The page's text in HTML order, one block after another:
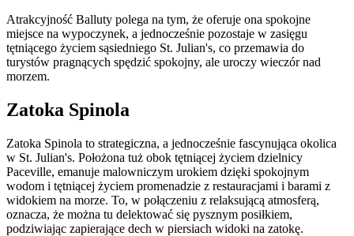
Atrakcyjność Balluty polega na tym, że oferuje ona spokojne
miejsce na wypoczynek, a jednocześnie pozostaje w zasięgu
tętniącego życiem sąsiedniego St. Julian's, co przemawia do
turystów pragnących spędzić spokojny, ale uroczy wieczór nad
morzem.
Zatoka Spinola
Zatoka Spinola to strategiczna, a jednocześnie fascynująca okolica
w St. Julian's. Położona tuż obok tętniącej życiem dzielnicy
Paceville, emanuje malowniczym urokiem dzięki spokojnym
wodom i tętniącej życiem promenadzie z restauracjami i barami z
widokiem na morze. To, w połączeniu z relaksującą atmosferą,
oznacza, że można tu delektować się pysznym posiłkiem,
podziwiając zapierające dech w piersiach widoki na zatokę.